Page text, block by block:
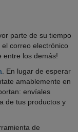
parte de su tiempo
correo electrónico
entre los demás!
. En lugar de esperar
amablemente en
envíales
de tus productos y
de